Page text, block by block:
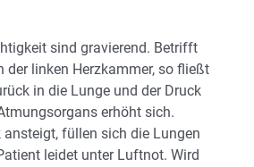
sind gravierend. Betrifft
der linken Herzkammer, so fließt
in die Lunge und der Druck
erhöht sich.
ansteigt, füllen sich die Lungen
leidet unter Luftnot. Wird